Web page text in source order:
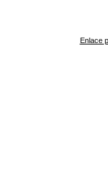
Enlace